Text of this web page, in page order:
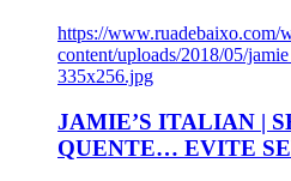
https://www.ruadebaixo.com/
content/uploads/2018/05/
335x256.jpg
JAMIE’S ITALIAN |
QUENTE… EVITE